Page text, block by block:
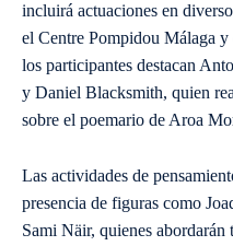
incluirá actuaciones en
el Centre Pompidou Málaga
los participantes destacan
y Daniel Blacksmith, quien
sobre el poemario de Aroa
Las actividades de
presencia de figuras como
Sami Näir, quienes abordarán